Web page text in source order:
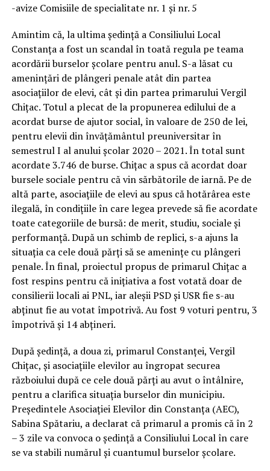
-avize Comisiile de specialitate nr. 1 și nr. 5
Amintim că, la ultima ședință a Consiliului Local
Constanța a fost un scandal în toată regula pe teama
acordării burselor școlare pentru anul. S-a lăsat cu
amenințări de plângeri penale atât din partea
asociațiilor de elevi, cât și din partea primarului Vergil
Chițac. Totul a plecat de la propunerea edilului de a
acordat burse de ajutor social, în valoare de 250 de lei,
pentru elevii din învățământul preuniversitar în
semestrul I al anului școlar 2020 – 2021. În total sunt
acordate 3.746 de burse. Chițac a spus că acordat doar
bursele sociale pentru că vin sărbătorile de iarnă. Pe de
altă parte, asociațiile de elevi au spus că hotărârea este
ilegală, în condițiile în care legea prevede să fie acordate
toate categoriile de bursă: de merit, studiu, sociale și
performanță. După un schimb de replici, s-a ajuns la
situația ca cele două părți să se amenințe cu plângeri
penale. În final, proiectul propus de primarul Chițac a
fost respins pentru că inițiativa a fost votată doar de
consilierii locali ai PNL, iar aleșii PSD și USR fie s-au
abținut fie au votat împotrivă. Au fost 9 voturi pentru, 3
împotrivă și 14 abțineri.
După ședință, a doua zi, primarul Constanței, Vergil
Chițac, și asociațiile elevilor au îngropat securea
războiului după ce cele două părți au avut o întâlnire,
pentru a clarifica situația burselor din municipiu.
Președintele Asociației Elevilor din Constanța (AEC),
Sabina Spătariu, a declarat că primarul a promis că în 2
– 3 zile va convoca o ședință a Consiliului Local în care
se va stabili numărul și cuantumul burselor școlare.